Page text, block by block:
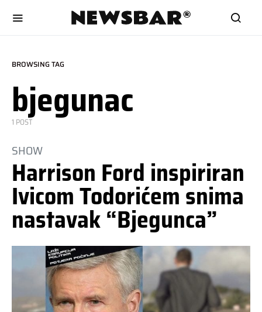
BROWSING TAG
bjegunac
1 POST
SHOW
Harrison Ford inspiriran
Ivicom Todorićem snima
nastavak “Bjegunca”